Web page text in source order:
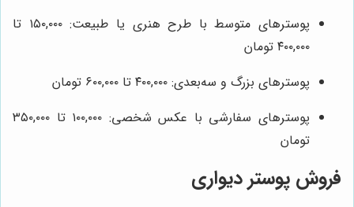
پوسترهای متوسط با طرح هنری یا طبیعت: ۱۵۰,۰۰۰ تا
۴۰۰,۰۰۰ تومان
پوسترهای بزرگ و سه‌بعدی: ۴۰۰,۰۰۰ تا ۶۰۰,۰۰۰ تومان
پوسترهای سفارشی با عکس شخصی: ۱۰۰,۰۰۰ تا ۳۵۰,۰۰۰
تومان
فروش پوستر دیواری